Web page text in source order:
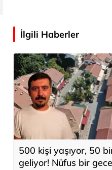
İlgili Haberler
500 kişi yaşıyor, 50
geliyor! Nüfus bir